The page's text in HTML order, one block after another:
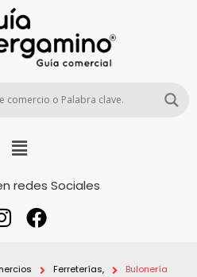
redes Sociales
Ferreterías,
Bulonería